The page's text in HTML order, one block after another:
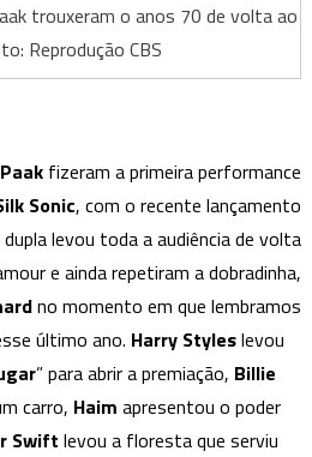
trouxeram o anos 70 de volta ao
Reprodução CBS
fizeram a primeira performance
Sonic, com o recente lançamento
dupla levou toda a audiência de volta
e ainda repetiram a dobradinha,
no momento em que lembramos
último ano. Harry Styleslevou
” para abrir a premiação, Billie
carro, Haim apresentou o poder
Swift levou a floresta que serviu